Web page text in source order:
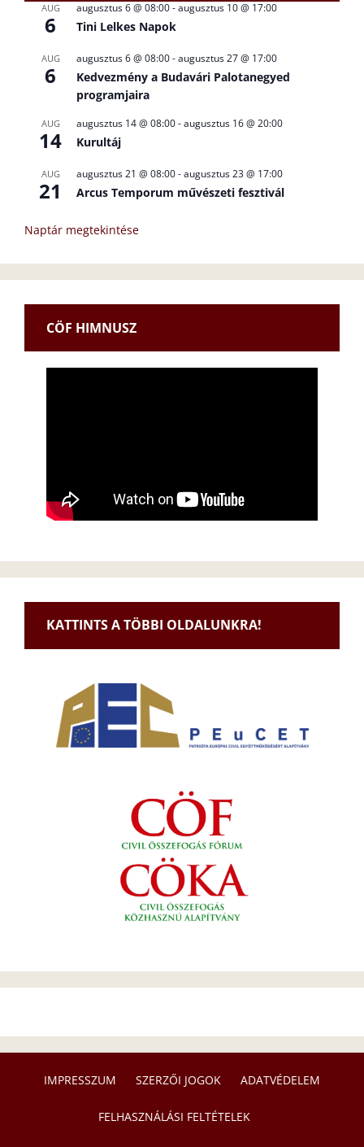
AUG
6
augusztus 6 @ 08:00-augusztus 10 @ 17:00
Tini Lelkes Napok
AUG
6
augusztus 6 @ 08:00-augusztus 27 @ 17:00
Kedvezmény a Budavári Palotanegyed
programjaira
AUG
14
augusztus 14 @ 08:00-augusztus 16 @ 20:00
Kurultáj
AUG
21
augusztus 21 @ 08:00-augusztus 23 @ 17:00
Arcus Temporum művészeti fesztivál
Naptár megtekintése
CÖF HIMNUSZ
KATTINTS A TÖBBI OLDALUNKRA!
IMPRESSZUM SZERZŐI JOGOK ADATVÉDELEM
FELHASZNÁLÁSI FELTÉTELEK